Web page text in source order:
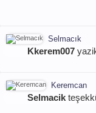
Selmacık
Kkerem007
Keremcan
Selmacik